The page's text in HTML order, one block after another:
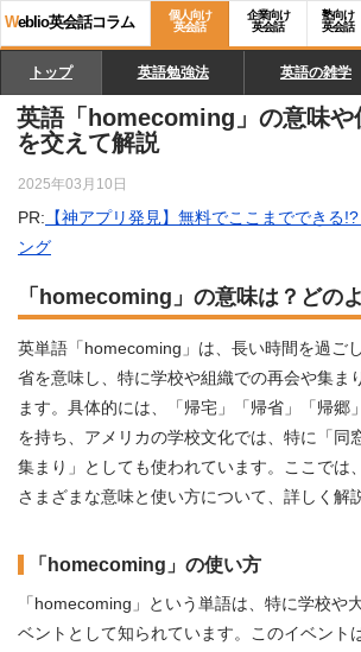
Weblio英会話コラム
個人向け
英会話
企業向け
英会話
塾向け
英会話
トップ 英語勉強法 英語の雑学
英語「homecoming」の意味や
を交えて解説
2025年03月10日
PR: 【神アプリ発見】無料でここまでできる
ング
「homecoming」の意味は？どの
英単語「homecoming」は、長い時間を過ご
省を意味し、特に学校や組織での再会や集ま
ます。具体的には、「帰宅」「帰省」「帰郷
を持ち、アメリカの学校文化では、特に「同
集まり」としても使われています。ここでは
さまざまな意味と使い方について、詳しく解
「homecoming」の使い方
「homecoming」という単語は、特に学校や
ベントとして知られています。このイベント